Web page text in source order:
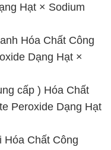
Hạt × Sodium
Hóa Chất Công
Dạng Hạt ×
cấp ) Hóa Chất
Peroxide Dạng Hạt
Chất Công